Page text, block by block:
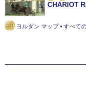
CHARIOT
ANCIENT
ヨルダン マップ • すべて